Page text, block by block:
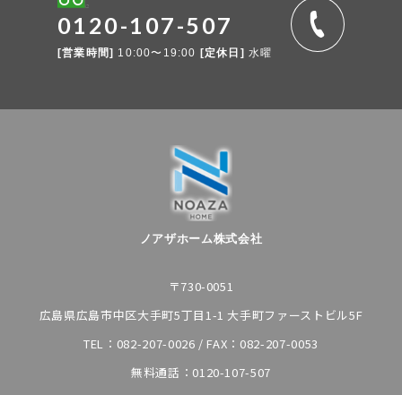
0120-107-507
[営業時間] 10:00〜19:00 [定休日] 水曜
ノアザホーム株式会社
〒730-0051
広島県広島市中区大手町5丁目1-1 大手町ファーストビル5F
TEL： 082-207-0026 / FAX：082-207-0053
無料通話： 0120-107-507